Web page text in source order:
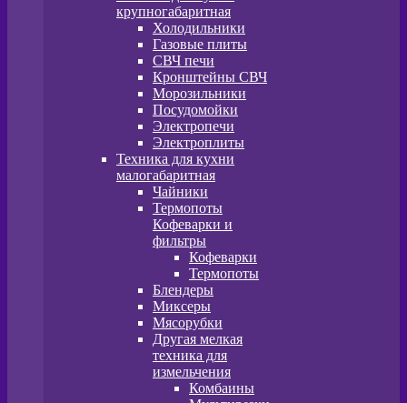
крупногабаритная
Холодильники
Газовые плиты
СВЧ печи
Кронштейны СВЧ
Морозильники
Посудомойки
Электропечи
Электроплиты
Техника для кухни
малогабаритная
Чайники
Термопоты
Кофеварки и
фильтры
Кофеварки
Термопоты
Блендеры
Миксеры
Мясорубки
Другая мелкая
техника для
измельчения
Комбаины